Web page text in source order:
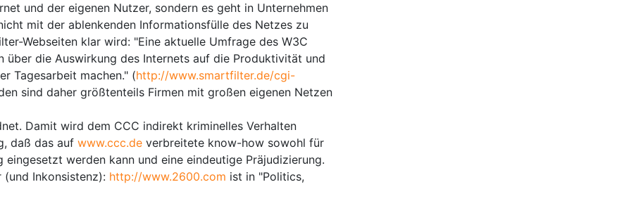
und der eigenen Nutzer, sondern es geht in Unternehmen
mit der ablenkenden Informationsfülle des Netzes zu
Webseiten klar wird: "Eine aktuelle Umfrage des W3C
über die Auswirkung des Internets auf die Produktivität und
Tagesarbeit machen." (http://www.smartfilter.de/cgi-
sind daher größtenteils Firmen mit großen eigenen Netzen
Damit wird dem CCC indirekt kriminelles Verhalten
daß das auf www.ccc.de verbreitete know-how sowohl für
werden kann und eine eindeutige Präjudizierung.
Inkonsistenz): http://www.2600.com ist in "Politics,